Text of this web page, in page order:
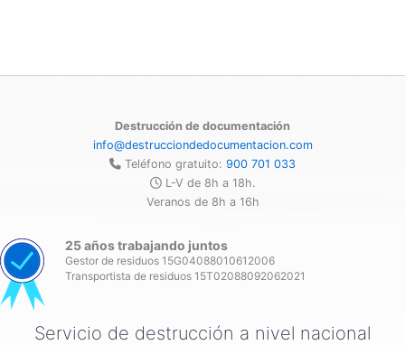
Destrucción de documentación
info@destrucciondedocumentacion.com
Teléfono gratuito: 900 701 033
L-V de 8h a 18h.
Veranos de 8h a 16h
25 años trabajando juntos
Gestor de residuos 15G04088010612006
Transportista de residuos 15T02088092062021
Servicio de destrucción a nivel nacional